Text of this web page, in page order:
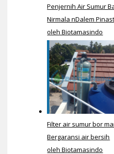
Penjernih Air Sumur
Nirmala nDalem
oleh Biotamasindo
Filter air sumur bor
Bergaransi air bersih
oleh Biotamasindo